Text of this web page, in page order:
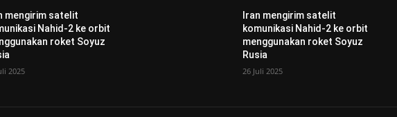
mengirim satelit
Nahid-2 ke orbit
roket Soyuz
2025
Iran mengirim satelit
komunikasi Nahid-2 ke orbit
menggunakan roket Soyuz
Rusia
26 Juli 2025